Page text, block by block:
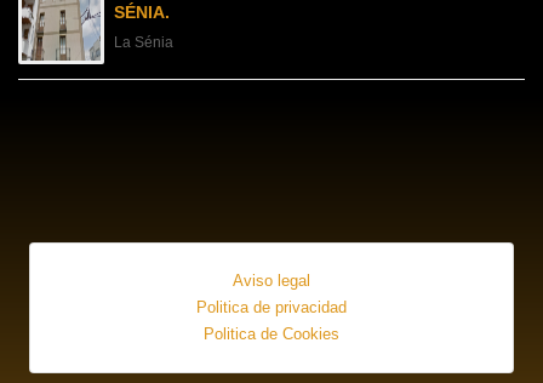
SÉNIA.
La Sénia
Aviso legal
Politica de privacidad
Politica de Cookies